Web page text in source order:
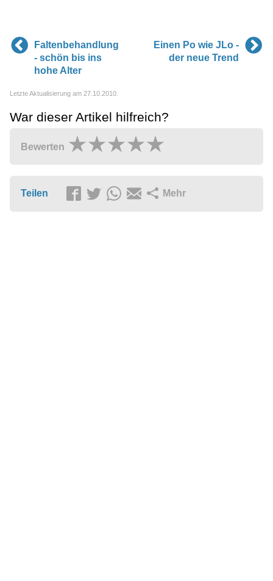
Faltenbehandlung
- schön bis ins
hohe Alter
Einen Po wie JLo -
der neue Trend
Letzte Aktualisierung am 27.10.2010.
War dieser Artikel hilfreich?
Bewerten
Teilen Mehr